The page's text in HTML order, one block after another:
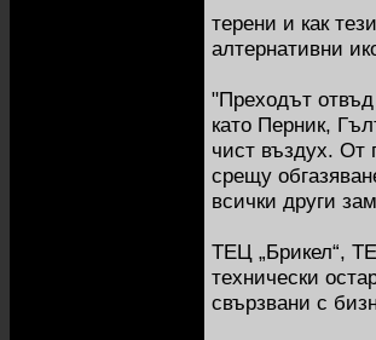
терени и как
алтернативни
"Преходът
като Перник,
чист въздух. От
срещу
всички други
ТЕЦ „Брикел“,
технически
свързвани с